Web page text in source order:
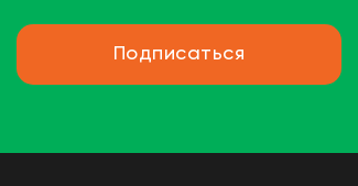
Подписаться